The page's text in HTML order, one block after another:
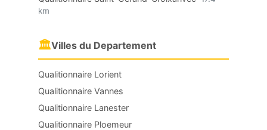
km
🏛Villes du Departement
Qualitionnaire Lorient
Qualitionnaire Vannes
Qualitionnaire Lanester
Qualitionnaire Ploemeur